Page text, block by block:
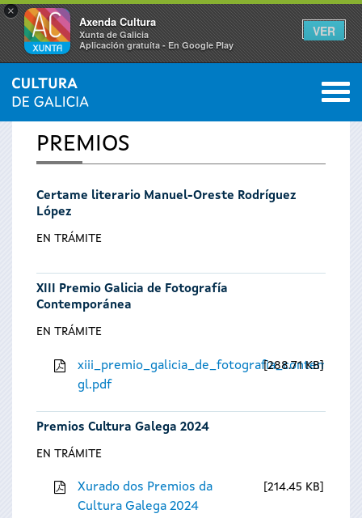
×
Axenda Cultura
Xunta de Galicia
Aplicación gratuíta - En Google Play
VER
Vostede
está
aquí
INICIO 0
PREMIOS
Certame literario Manuel-Oreste Rodríguez
López
EN TRÁMITE
XIII Premio Galicia de Fotografía
Contemporánea
EN TRÁMITE
gl.pdf
288.71 KB
Premios Cultura Galega 2024
EN TRÁMITE
Xurado dos Premios da
Cultura Galega 2024
214.45 KB